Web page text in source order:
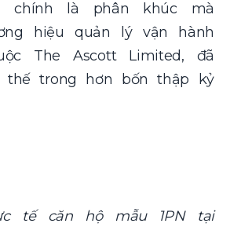
chính là phân khúc mà
hiệu quản lý vận hành
The Ascott Limited, đã
thế trong hơn bốn thập kỷ
tế căn hộ mẫu 1PN tại